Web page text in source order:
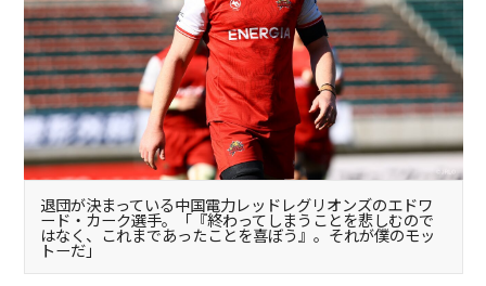
退団が決まっている中国電力レッドレグリオンズのエドワ
ード・カーク選手。「『終わってしまうことを悲しむので
はなく、これまであったことを喜ぼう』。それが僕のモッ
トーだ」